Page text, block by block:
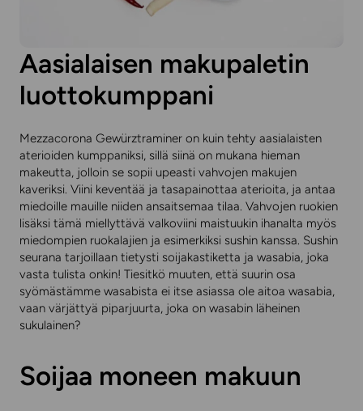
Aasialaisen makupaletin
luottokumppani
Mezzacorona Gewürztraminer on kuin tehty aasialaisten
aterioiden kumppaniksi, sillä siinä on mukana hieman
makeutta, jolloin se sopii upeasti vahvojen makujen
kaveriksi. Viini keventää ja tasapainottaa aterioita, ja antaa
miedoille mauille niiden ansaitsemaa tilaa. Vahvojen ruokien
lisäksi tämä miellyttävä valkoviini maistuukin ihanalta myös
miedompien ruokalajien ja esimerkiksi sushin kanssa. Sushin
seurana tarjoillaan tietysti soijakastiketta ja wasabia, joka
vasta tulista onkin! Tiesitkö muuten, että suurin osa
syömästämme wasabista ei itse asiassa ole aitoa wasabia,
vaan värjättyä piparjuurta, joka on wasabin läheinen
sukulainen?
Soijaa moneen makuun